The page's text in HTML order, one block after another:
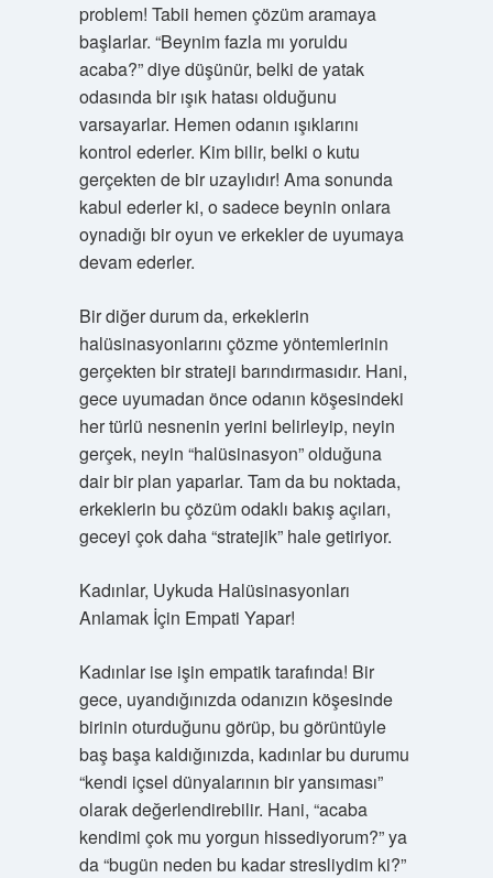
problem! Tabii hemen çözüm aramaya
başlarlar. “Beynim fazla mı yoruldu
acaba?” diye düşünür, belki de yatak
odasında bir ışık hatası olduğunu
varsayarlar. Hemen odanın ışıklarını
kontrol ederler. Kim bilir, belki o kutu
gerçekten de bir uzaylıdır! Ama sonunda
kabul ederler ki, o sadece beynin onlara
oynadığı bir oyun ve erkekler de uyumaya
devam ederler.
Bir diğer durum da, erkeklerin
halüsinasyonlarını çözme yöntemlerinin
gerçekten bir strateji barındırmasıdır. Hani,
gece uyumadan önce odanın köşesindeki
her türlü nesnenin yerini belirleyip, neyin
gerçek, neyin “halüsinasyon” olduğuna
dair bir plan yaparlar. Tam da bu noktada,
erkeklerin bu çözüm odaklı bakış açıları,
geceyi çok daha “stratejik” hale getiriyor.
Kadınlar, Uykuda Halüsinasyonları
Anlamak İçin Empati Yapar!
Kadınlar ise işin empatik tarafında! Bir
gece, uyandığınızda odanızın köşesinde
birinin oturduğunu görüp, bu görüntüyle
baş başa kaldığınızda, kadınlar bu durumu
“kendi içsel dünyalarının bir yansıması”
olarak değerlendirebilir. Hani, “acaba
kendimi çok mu yorgun hissediyorum?” ya
da “bugün neden bu kadar stresliydim ki?”